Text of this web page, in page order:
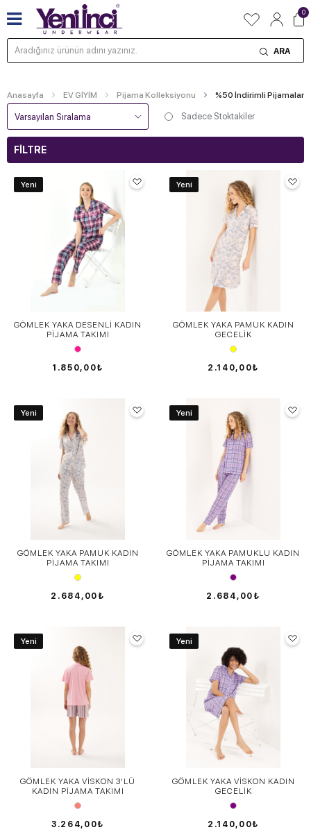
0
ARA
Anasayfa EV GİYİM Pijama Kolleksiyonu %50 İndirimli Pijamalar
Sadece Stoktakiler
FILTRE
Yeni
GÖMLEK YAKA DESENLİ KADIN
PİJAMA TAKIMI
1.850,00₺
Yeni
GÖMLEK YAKA PAMUK KADIN
GECELİK
2.140,00₺
Yeni
GÖMLEK YAKA PAMUK KADIN
PİJAMA TAKIMI
2.684,00₺
Yeni
GÖMLEK YAKA PAMUKLU KADIN
PİJAMA TAKIMI
2.684,00₺
Yeni
GÖMLEK YAKA VİSKON 3'LÜ
KADIN PİJAMA TAKIMI
3.264,00₺
Yeni
GÖMLEK YAKA VİSKON KADIN
GECELİK
2.140,00₺